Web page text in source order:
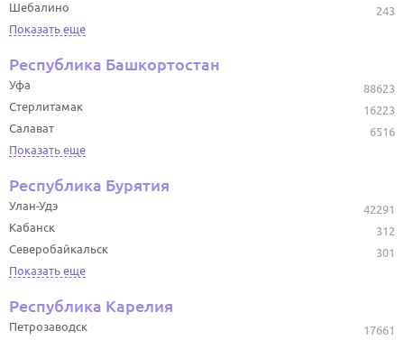
243
Шебалино
Показать еще
Республика Башкортостан
88623
Уфа
16223
Стерлитамак
6516
Салават
Показать еще
Республика Бурятия
42291
Улан-Удэ
312
Кабанск
301
Северобайкальск
Показать еще
Республика Карелия
17661
Петрозаводск